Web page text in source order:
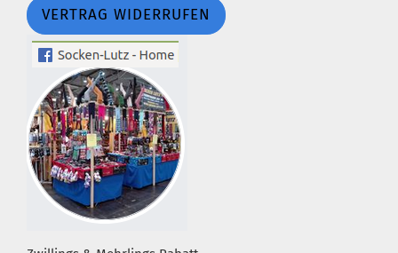
VERTRAG WIDERRUFEN